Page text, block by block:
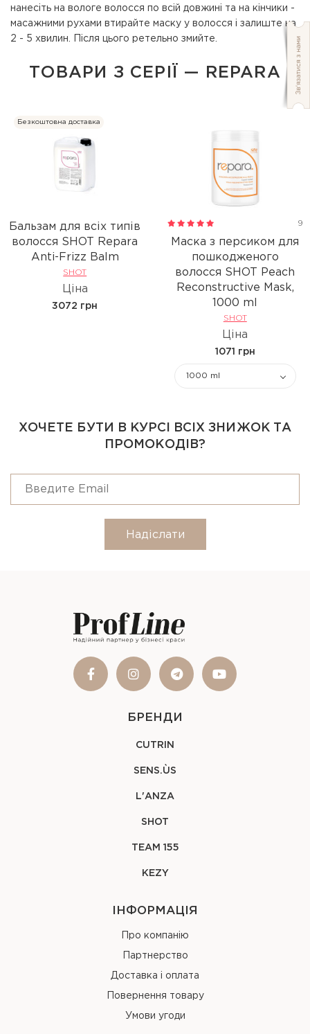
нанесіть на вологе волосся по всій довжині та на кінчики -
масажними рухами втирайте маску у волосся і залиште на
2 - 5 хвилин. Після цього ретельно змийте.
ТОВАРИ З СЕРІЇ — REPARA
Безкоштовна доставка
Бальзам для всіх типів
волосся SHOT Repara
Anti-Frizz Balm
SHOT
Ціна
3072 грн
9
Маска з персиком для
пошкодженого
волосся SHOT Peach
Reconstructive Mask,
1000 ml
SHOT
Ціна
1071 грн
1000 ml
ХОЧЕТЕ БУТИ В КУРСІ ВСІХ ЗНИЖОК ТА
ПРОМОКОДІВ?
Надіслати
БРЕНДИ
CUTRIN
SENS.ÙS
L'ANZA
SHOT
TEAM 155
KEZY
ІНФОРМАЦІЯ
Про компанію
Партнерство
Доставка і оплата
Повернення товару
Умови угоди